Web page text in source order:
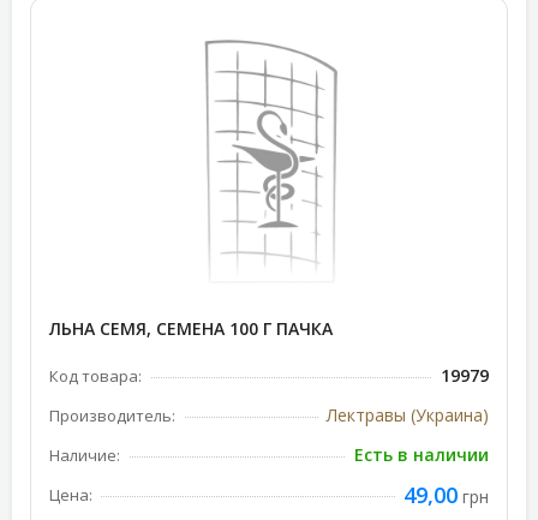
ЛЬНА СЕМЯ, СЕМЕНА 100 Г ПАЧКА
Код товара: 19979
Производитель: Лектравы (Украина)
Наличие: Есть в наличии
Цена: 49,00 грн